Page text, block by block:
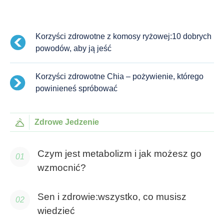
Korzyści zdrowotne z komosy ryżowej:10 dobrych
powodów, aby ją jeść
Korzyści zdrowotne Chia – pożywienie, którego
powinieneś spróbować
Zdrowe Jedzenie
Czym jest metabolizm i jak możesz go
wzmocnić?
Sen i zdrowie:wszystko, co musisz
wiedzieć